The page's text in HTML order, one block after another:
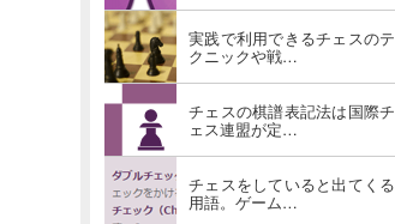
実践で利用できるチェスのテ
クニックや戦…
チェスの棋譜表記法は国際チ
ェス連盟が定…
チェスをしていると出てくる
用語。ゲーム…